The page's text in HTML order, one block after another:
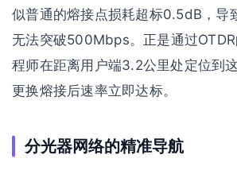
似普通的熔接点损耗超标0.5dB，导
无法突破500Mbps。正是通过
程师在距离用户端3.2公里处定位到这
更换熔接后速率立即达标。
分光器网络的精准导航